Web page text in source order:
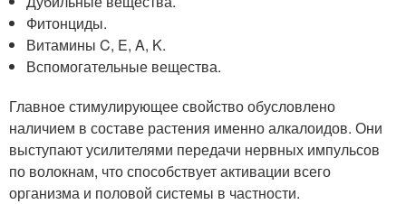
Фитонциды.
Витамины C, E, A, K.
Вспомогательные вещества.
Главное стимулирующее свойство обусловлено
наличием в составе растения именно алкалоидов. Они
выступают усилителями передачи нервных импульсов
по волокнам, что способствует активации всего
организма и половой системы в частности.